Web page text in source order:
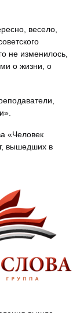
весело,
не изменилось,
о жизни, о
«Человек
вышедших в